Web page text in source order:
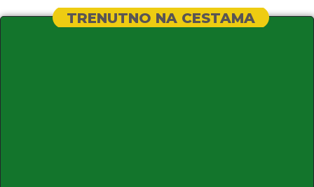
TRENUTNO NA CESTAMA